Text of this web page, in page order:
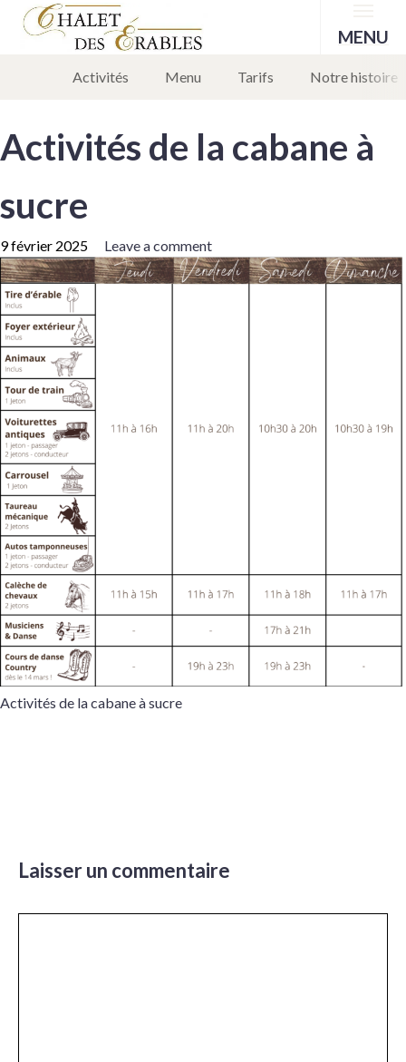
Menu
MENU
Activités Menu Tarifs Notre histoire
Activités de la cabane à
sucre
9 février 2025 Leave a comment
Activités de la cabane à sucre
Laisser un commentaire